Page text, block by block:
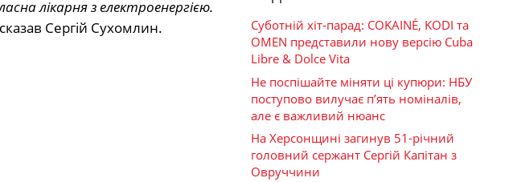
лікарня з електроенергією.
Сергій Сухомлин.
Суботній хіт-парад: COKAINÉ, KODI та
OMEN представили нову версію Cuba
Libre & Dolce Vita
Не поспішайте міняти ці купюри: НБУ
поступово вилучає п’ять номіналів,
але є важливий нюанс
На Херсонщині загинув 51-річний
головний сержант Сергій Капітан з
Овруччини